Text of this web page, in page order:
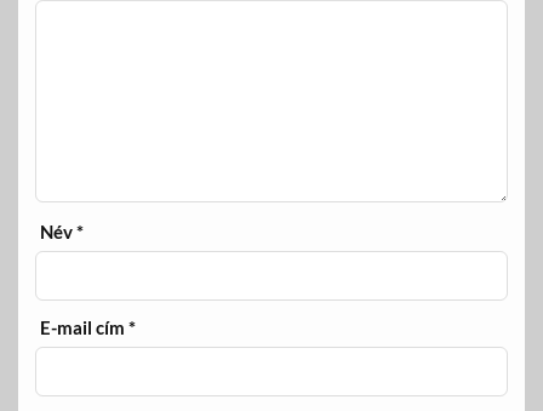
Név*
E-mail cím*